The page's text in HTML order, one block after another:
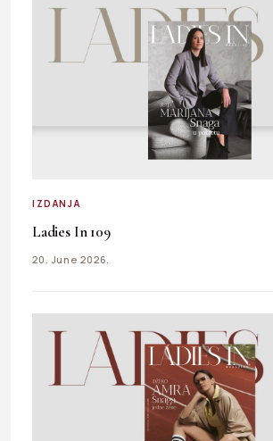
IZDANJA
Ladies In 109
20. June 2026.